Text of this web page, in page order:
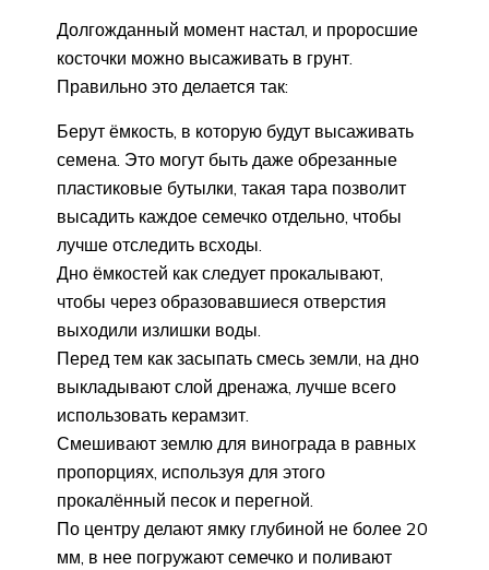
Долгожданный момент настал, и проросшие
косточки можно высаживать в грунт.
Правильно это делается так:
Берут ёмкость, в которую будут высаживать
семена. Это могут быть даже обрезанные
пластиковые бутылки, такая тара позволит
высадить каждое семечко отдельно, чтобы
лучше отследить всходы.
Дно ёмкостей как следует прокалывают,
чтобы через образовавшиеся отверстия
выходили излишки воды.
Перед тем как засыпать смесь земли, на дно
выкладывают слой дренажа, лучше всего
использовать керамзит.
Смешивают землю для винограда в равных
пропорциях, используя для этого
прокалённый песок и перегной.
По центру делают ямку глубиной не более 20
мм, в нее погружают семечко и поливают